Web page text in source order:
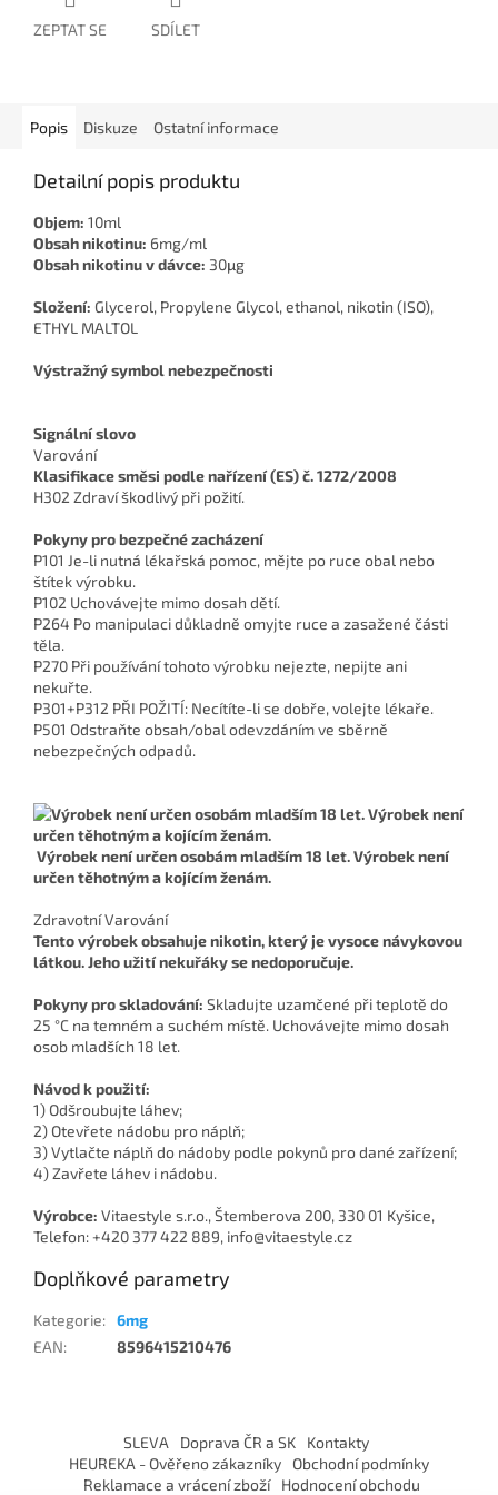
ZEPTAT SE SDÍLET
Popis Diskuze Ostatní informace
Detailní popis produktu
Objem: 10ml
Obsah nikotinu: 6mg/ml
Obsah nikotinu v dávce: 30μg
Složení: Glycerol, Propylene Glycol, ethanol, nikotin (ISO),
ETHYL MALTOL
Výstražný symbol nebezpečnosti
Signální slovo
Varování
Klasifikace směsi podle nařízení (ES) č. 1272/2008
H302 Zdraví škodlivý při požití.
Pokyny pro bezpečné zacházení
P101 Je-li nutná lékařská pomoc, mějte po ruce obal nebo
štítek výrobku.
P102 Uchovávejte mimo dosah dětí.
P264 Po manipulaci důkladně omyjte ruce a zasažené části
těla.
P270 Při používání tohoto výrobku nejezte, nepijte ani
nekuřte.
P301+P312 PŘI POŽITÍ: Necítíte-li se dobře, volejte lékaře.
P501 Odstraňte obsah/obal odevzdáním ve sběrně
nebezpečných odpadů.
Výrobek není určen osobám mladším 18 let. Výrobek není
určen těhotným a kojícím ženám.
Zdravotní Varování
Tento výrobek obsahuje nikotin, který je vysoce návykovou
látkou. Jeho užití nekuřáky se nedoporučuje.
Pokyny pro skladování: Skladujte uzamčené při teplotě do
25 °C na temném a suchém místě. Uchovávejte mimo dosah
osob mladších 18 let.
Návod k použití:
1) Odšroubujte láhev;
2) Otevřete nádobu pro náplň;
3) Vytlačte náplň do nádoby podle pokynů pro dané zařízení;
4) Zavřete láhev i nádobu.
Výrobce: Vitaestyle s.r.o., Štemberova 200, 330 01 Kyšice,
Telefon: +420 377 422 889, info@vitaestyle.cz
Doplňkové parametry
Kategorie: 6mg
EAN: 8596415210476
SLEVA Doprava ČR a SK
Kontakty
HEUREKA - Ověřeno zákazníky
Obchodní podmínky
Reklamace a vrácení zboží
Hodnocení obchodu